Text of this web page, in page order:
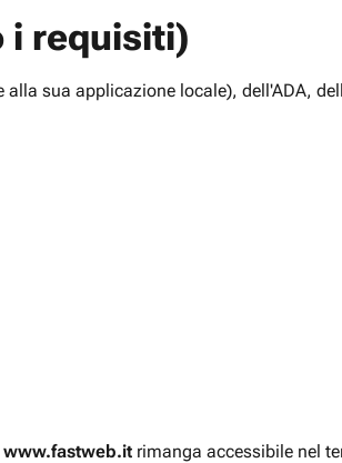
i requisiti)
sua applicazione locale), dell'ADA,
www.fastweb.it rimanga accessibile nel